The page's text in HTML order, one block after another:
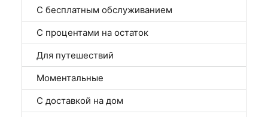
С бесплатным обслуживанием
С процентами на остаток
Для путешествий
Моментальные
С доставкой на дом